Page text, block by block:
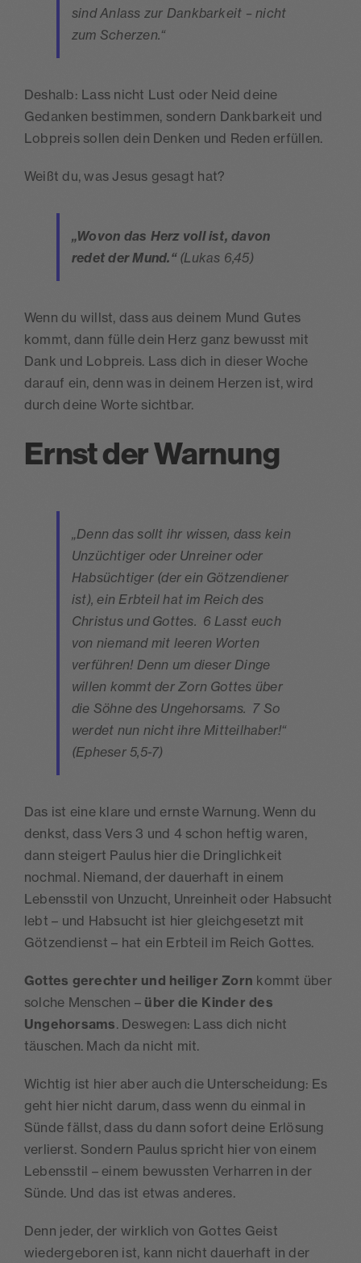
sind Anlass zur Dankbarkeit – nicht
zum Scherzen.“
Deshalb: Lass nicht Lust oder Neid deine
Gedanken bestimmen, sondern Dankbarkeit und
Lobpreis sollen dein Denken und Reden erfüllen.
Weißt du, was Jesus gesagt hat?
„Wovon das Herz voll ist, davon
redet der Mund.“(Lukas 6,45)
Wenn du willst, dass aus deinem Mund Gutes
kommt, dann fülle dein Herz ganz bewusst mit
Dank und Lobpreis. Lass dich in dieser Woche
darauf ein, denn was in deinem Herzen ist, wird
durch deine Worte sichtbar.
Ernst der Warnung
„Denn das sollt ihr wissen, dass kein
Unzüchtiger oder Unreiner oder
Habsüchtiger (der ein Götzendiener
ist), ein Erbteil hat im Reich des
Christus und Gottes. 6 Lasst euch
von niemand mit leeren Worten
verführen! Denn um dieser Dinge
willen kommt der Zorn Gottes über
die Söhne des Ungehorsams. 7 So
werdet nun nicht ihre Mitteilhaber!“
(Epheser 5,5-7)
Das ist eine klare und ernste Warnung. Wenn du
denkst, dass Vers 3 und 4 schon heftig waren,
dann steigert Paulus hier die Dringlichkeit
nochmal. Niemand, der dauerhaft in einem
Lebensstil von Unzucht, Unreinheit oder Habsucht
lebt – und Habsucht ist hier gleichgesetzt mit
Götzendienst – hat ein Erbteil im Reich Gottes.
Gottes gerechter und heiliger Zorn kommt über
solche Menschen – über die Kinder des
Ungehorsams. Deswegen: Lass dich nicht
täuschen. Mach da nicht mit.
Wichtig ist hier aber auch die Unterscheidung: Es
geht hier nicht darum, dass wenn du einmal in
Sünde fällst, dass du dann sofort deine Erlösung
verlierst. Sondern Paulus spricht hier von einem
Lebensstil – einem bewussten Verharren in der
Sünde. Und das ist etwas anderes.
Denn jeder, der wirklich von Gottes Geist
wiedergeboren ist, kann nicht dauerhaft in der